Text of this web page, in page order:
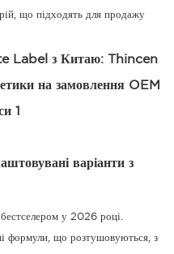
що підходять для продажу
варіанти з
бестселером у 2026 році.
формули, що розтушовуються, з